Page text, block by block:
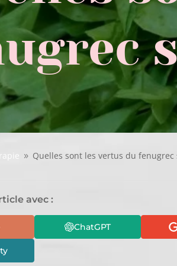
9 Quelles sont les vertus du fenugrec
avec :
ChatGPT